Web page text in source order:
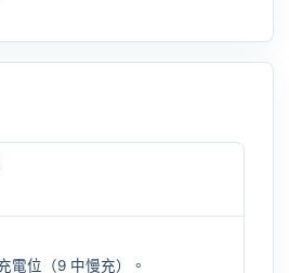
電位（9 中慢充）。